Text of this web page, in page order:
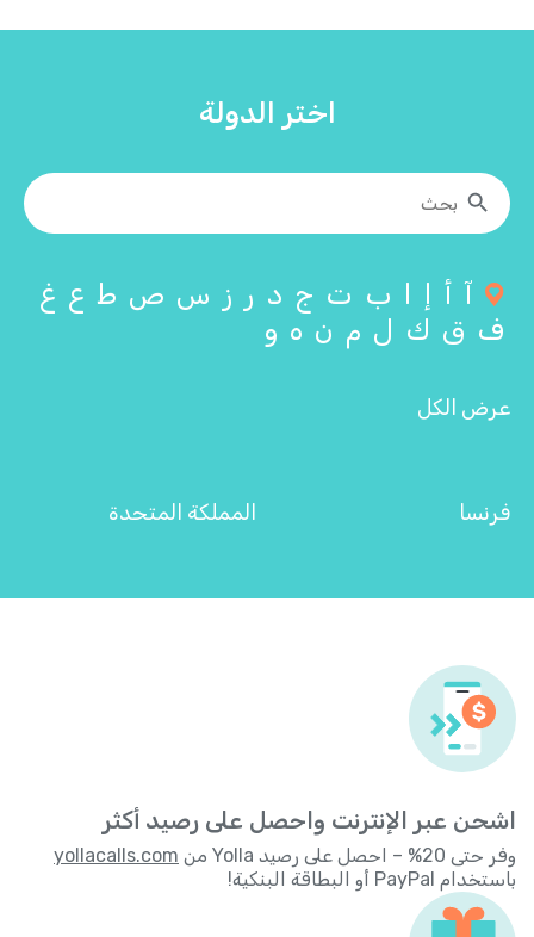
اختر الدولة
آ أ إ ا ب ت ج د ر ز س ص ط ع غ
ف ق ك ل م ن ه و
عرض الكل
فرنسا المملكة المتحدة
اشحن عبر الإنترنت واحصل على رصيد أكثر
وفر حتى 20% – احصل على رصيد Yolla من
yollacalls.com
باستخدام PayPal أو البطاقة البنكية!